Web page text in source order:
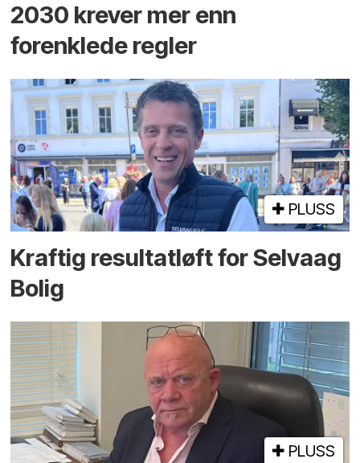
2030 krever mer enn
forenklede regler
PLUSS
Kraftig resultatløft for Selvaag
Bolig
PLUSS